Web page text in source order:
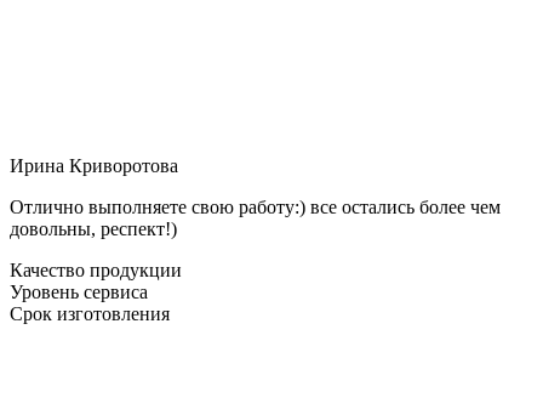
Ирина Криворотова
Отлично выполняете свою работу:) все остались более чем
довольны, респект!)
Качество продукции
Уровень сервиса
Срок изготовления